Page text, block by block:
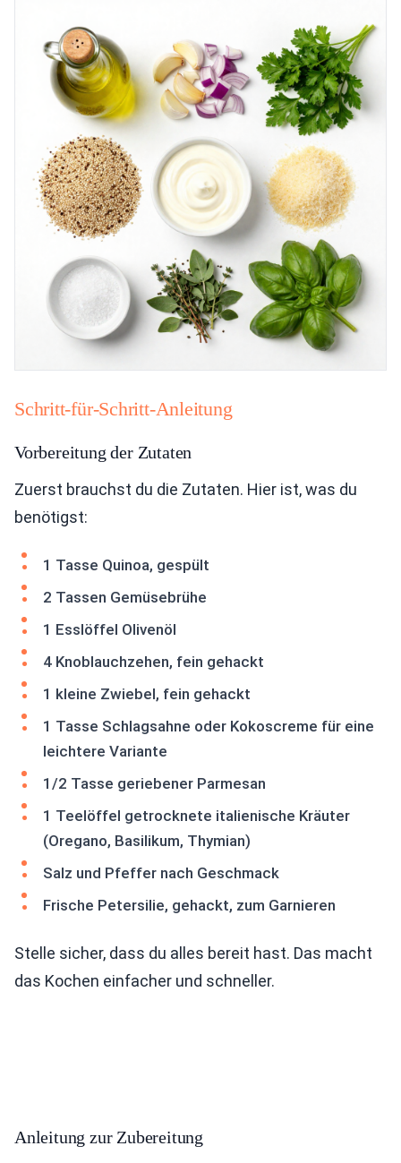
Schritt-für-Schritt-Anleitung
Vorbereitung der Zutaten
Zuerst brauchst du die Zutaten. Hier ist, was du
benötigst:
1 Tasse Quinoa, gespült
2 Tassen Gemüsebrühe
1 Esslöffel Olivenöl
4 Knoblauchzehen, fein gehackt
1 kleine Zwiebel, fein gehackt
1 Tasse Schlagsahne oder Kokoscreme für eine
leichtere Variante
1/2 Tasse geriebener Parmesan
1 Teelöffel getrocknete italienische Kräuter
(Oregano, Basilikum, Thymian)
Salz und Pfeffer nach Geschmack
Frische Petersilie, gehackt, zum Garnieren
Stelle sicher, dass du alles bereit hast. Das macht
das Kochen einfacher und schneller.
Anleitung zur Zubereitung